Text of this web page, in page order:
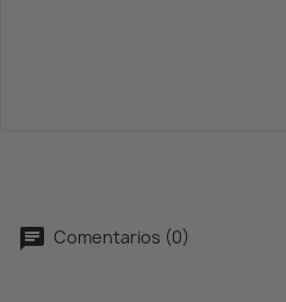
Comentarios (0)